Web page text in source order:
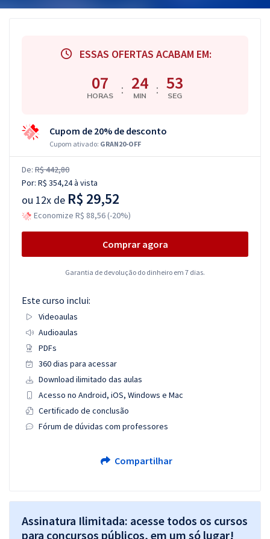
ESSAS OFERTAS ACABAM EM:
07
HORAS : 24
MIN : 53
SEG
Cupom de 20% de desconto
Cupom ativado: GRAN20-OFF
De: R$ 442,80
Por: R$ 354,24à vista
ou 12x de R$ 29,52
Economize R$ 88,56 (-20%)
Comprar agora
Garantia de devolução do dinheiro em 7 dias.
Este curso inclui:
Videoaulas
Audioaulas
PDFs
360 dias para acessar
Download ilimitado das aulas
Acesso no Android, iOS, Windows e Mac
Certificado de conclusão
Fórum de dúvidas com professores
Compartilhar
Assinatura Ilimitada: acesse todos os cursos
para concursos públicos, em um só lugar!